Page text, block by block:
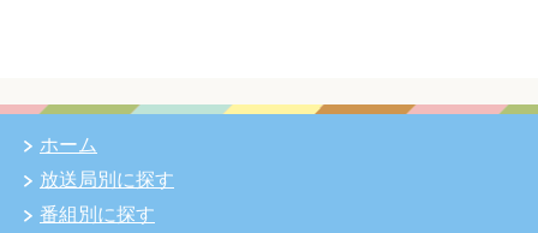
ホーム
放送局別に探す
番組別に探す